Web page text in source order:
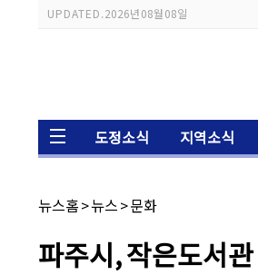
UPDATED.2026년 08월 08일
도정소식 지역소식
채
널
뉴스홈>뉴스>문화
기
사
파주시, 작은도서